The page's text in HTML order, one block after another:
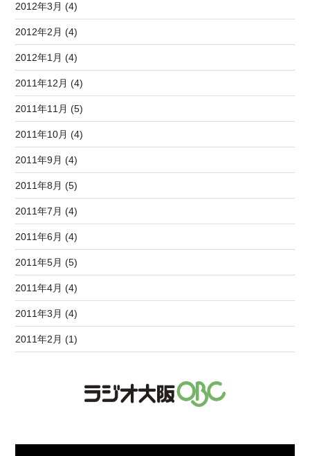
2012年3月 (4)
2012年2月 (4)
2012年1月 (4)
2011年12月 (4)
2011年11月 (5)
2011年10月 (4)
2011年9月 (4)
2011年8月 (5)
2011年7月 (4)
2011年6月 (4)
2011年5月 (5)
2011年4月 (4)
2011年3月 (4)
2011年2月 (1)